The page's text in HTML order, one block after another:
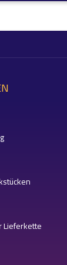
Lieferkette